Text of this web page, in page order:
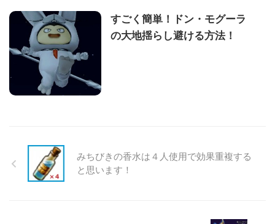
すごく簡単！ドン・モグーラ
の大地揺らし避ける方法！
みちびきの香水は４人使用で効果重複する
と思います！